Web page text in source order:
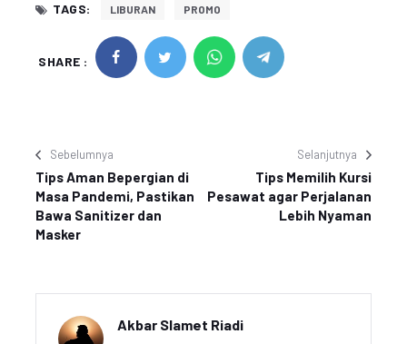
TAGS: LIBURAN PROMO
SHARE :
Sebelumnya
Tips Aman Bepergian di
Masa Pandemi, Pastikan
Bawa Sanitizer dan
Masker
Selanjutnya
Tips Memilih Kursi
Pesawat agar Perjalanan
Lebih Nyaman
Akbar Slamet Riadi